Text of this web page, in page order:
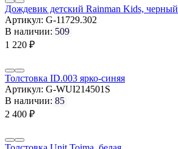
Дождевик детский Rainman Kids, черный
Артикул: G-11729.302
В наличии: 509
1 220 ₽
Толстовка ID.003 ярко-синяя
Артикул: G-WUI214501S
В наличии: 85
2 400 ₽